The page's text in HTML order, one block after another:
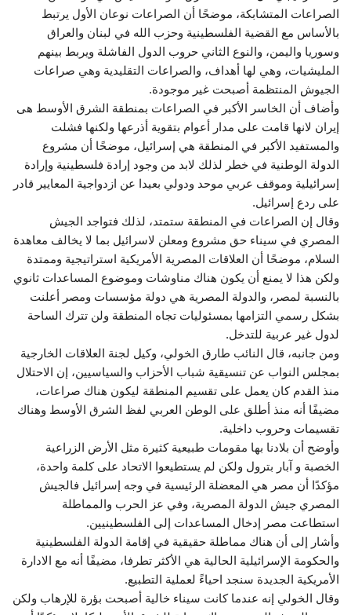
الصراعات المتشابكة، موضحًا أن الصراعات نوعان الأول يرتبط
بالأساس مع القضية الفلسطينية وحزب الله في لبنان والعراق
وسوريا واليمن، والنوع الثاني حروب الدول الفاشلة ويربط بينهم
المليشيات، وهي لها أهداف، والصراعات التقليدية وهي صراعات
الجيوش المنتظمة أصبحت غير موجودة.
وأضاف أن الخاسر الأكبر في الصراعات بمنطقة الشرق الأوسط هى
إيران لانها قامت على مدار أعوام بتقوية أذرعها ولكنها فشلت
والمستفيد الأكبر في المنطقة هي إسرائيل، موضحًا أن مشروع
الدولة الوطنية في خطر لذلك لابد من وجود إرادة فلسطينية وإرادة
إسرائيلية وموقف عربي موحد ودولي بعيدا عن ازدواجية المعايير قادر
على ردع إسرائيل.
وقال إن الصراعات في المنطقة ستمتد، لذلك فتواجد الجيش
المصري في سيناء حق مشروع ومعلن لاسرائيل بما لا يخالف معاهدة
السلام، موضحًا أن العلاقات المصرية الأمريكية استراتيجية وممتدة
ولكن هذا لا يمنع أن يكون هناك مناوشات وموضوع المساعدات ثانوي
بالنسبة لمصر، والدولة المصرية هي دولة مؤسسات ومصر أعلنت
بشكل رسمي التزامها بمسئوليات تجاه المنطقة ولن تترك الساحة
لدول غير عربية للتدخل.
ومن جانبه، قال النائب طارق الخولي، وكيل لجنة العلاقات الخارجية
بمجلس النواب عن تنسيقية شباب الأحزاب والسياسيين، إن الاحتلال
منذ القدم كان يعمل على تقسيم المنطقة ليكون هناك صراعات،
مضيفًا أنه منذ أطلق على الوطن العربي لفظ الشرق الأوسط وهناك
تقسيمات وحروب داخلية.
وأوضح أن بلادنا بها مقومات طبيعية كثيرة مثل الأرض الزراعية
الخصبة و آبار بترول ولكن لم يستطيعوا الاتحاد على كلمة واحدة،
مؤكدًا أن مصر هي المعضلة الرئيسية في وجه إسرائيل فالجيش
المصري جيش الدولة المصرية، وفي عز الحرب والمماطلة
استطاعت مصر إدخال المساعدات إلى الفلسطينيين.
وأشار إلى أن هناك مماطلة حقيقية في إقامة الدولة الفلسطينية
والحكومة الإسرائيلية الحالية هي الأكثر تطرفا، مضيفًا أنه مع الادارة
الأمريكية الجديدة سنجد احياءً لعملية التطبيع.
وقال الخولي إنه عندما كانت سيناء خالية أصبحت بؤرة للإرهاب ولكن